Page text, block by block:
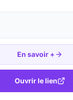
En savoir +
Ouvrir le lien